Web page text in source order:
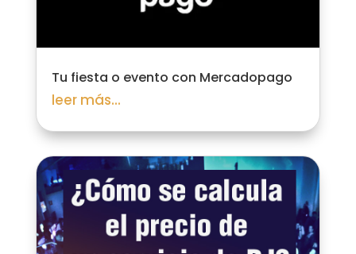
Tu fiesta o evento con Mercadopago
leer más...